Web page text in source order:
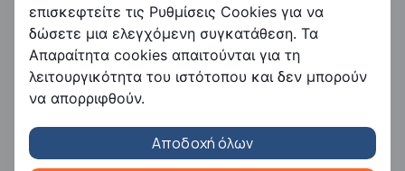
FS Payroll
FS Timer
FS Ergani
Εταιρεία
Η Free Futuresoft
Ευκαιρίες καριέρας
επισκεφτείτε τις Ρυθμίσεις Cookies για να
δώσετε μια ελεγχόμενη συγκατάθεση. Τα
Απαραίτητα cookies απαιτούνται για τη
λειτουργικότητα του ιστότοπου και δεν μπορούν
να απορριφθούν.
Αποδοχή όλων